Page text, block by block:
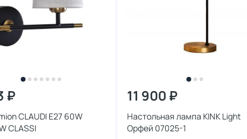
₽
CLAUDI E27 60W
CLASSI
11 900 ₽
Настольная лампа KINK Light
Орфей 07025-1